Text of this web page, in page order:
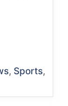
, Sports,